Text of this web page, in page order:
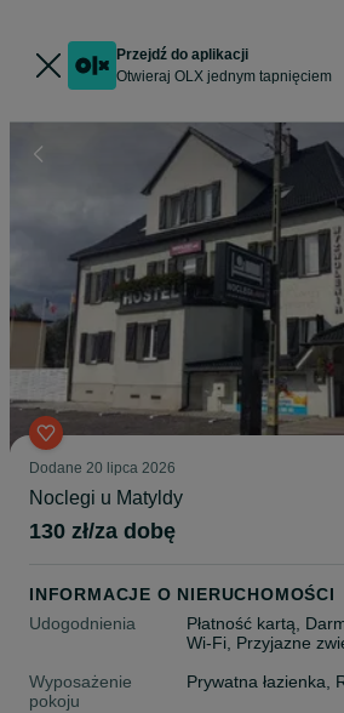
Przejdź do aplikacji
Otwieraj OLX jednym tapnięciem
Dodane 20 lipca 2026
Noclegi u Matyldy
130 zł/za dobę
INFORMACJE O NIERUCHOMOŚCI
Udogodnienia
Płatność kartą,
Wi-Fi, Przyjazne
Wyposażenie
pokoju
Prywatna łazienka,